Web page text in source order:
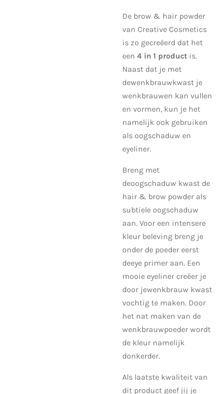
De brow & hair powder
van Creative Cosmetics
is zo gecreëerd dat het
een 4 in 1 product is.
Naast dat je met
dewenkbrauwkwast je
wenkbrauwen kan vullen
en vormen, kun je het
namelijk ook gebruiken
als oogschaduw en
eyeliner.
Breng met
deoogschaduw kwast de
hair & brow powder als
subtiele oogschaduw
aan. Voor een intensere
kleur beleving breng je
onder de poeder eerst
deeye primer aan. Een
mooie eyeliner creëer je
door jewenkbrauw kwast
vochtig te maken. Door
het nat maken van de
wenkbrauwpoeder wordt
de kleur namelijk
donkerder.
Als laatste kwaliteit van
dit product geef jij je